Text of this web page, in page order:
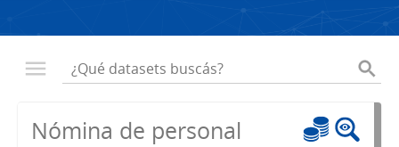
Nómina de personal